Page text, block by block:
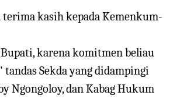
kasih kepada Kemenkum-
karena komitmen beliau
tandas Sekda yang didampingi
Ngongoloy, dan Kabag Hukum